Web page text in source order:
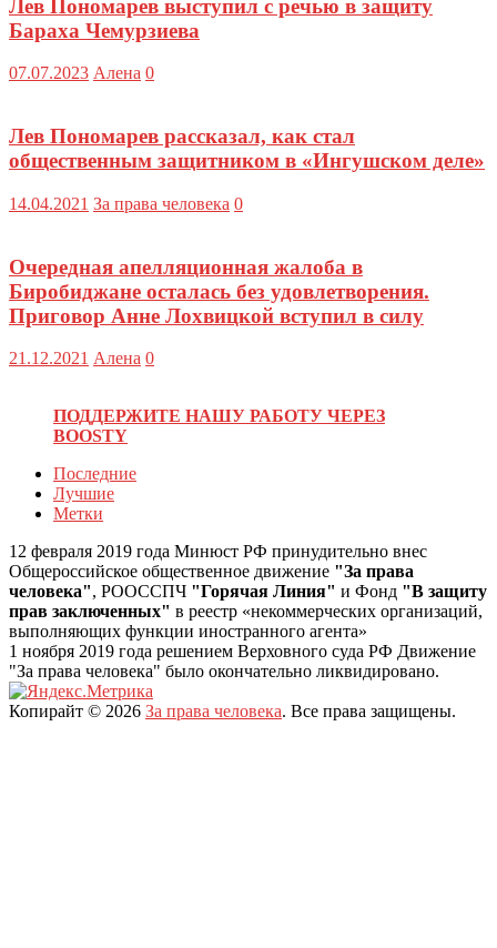
Лев Пономарев выступил с речью в защиту
Бараха Чемурзиева
07.07.2023 Алена 0
Лев Пономарев рассказал, как стал
общественным защитником в «Ингушском деле»
14.04.2021 За права человека 0
Очередная апелляционная жалоба в
Биробиджане осталась без удовлетворения.
Приговор Анне Лохвицкой вступил в силу
21.12.2021 Алена 0
ПОДДЕРЖИТЕ НАШУ РАБОТУ ЧЕРЕЗ
BOOSTY
Последние
Лучшие
Метки
12 февраля 2019 года Минюст РФ принудительно внес
Общероссийское общественное движение "За права
человека", РООССПЧ "Горячая Линия" и Фонд "В защиту
прав заключенных" в реестр «некоммерческих организаций,
выполняющих функции иностранного агента»
1 ноября 2019 года решением Верховного суда РФ Движение
"За права человека" было окончательно ликвидировано.
Копирайт © 2026 За права человека. Все права защищены.